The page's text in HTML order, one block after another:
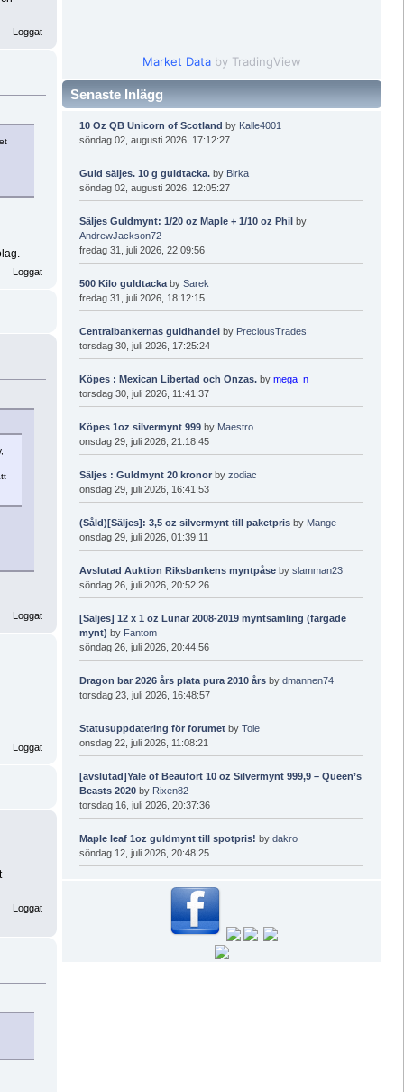
Loggat
Loggat
Loggat
Loggat
Loggat
Market Data by TradingView
Senaste Inlägg
10 Oz QB Unicorn of Scotland by Kalle4001
söndag 02, augusti 2026, 17:12:27
Guld säljes. 10 g guldtacka. by Birka
söndag 02, augusti 2026, 12:05:27
Säljes Guldmynt: 1/20 oz Maple + 1/10 oz Phil by
AndrewJackson72
fredag 31, juli 2026, 22:09:56
500 Kilo guldtacka bySarek
fredag 31, juli 2026, 18:12:15
Centralbankernas guldhandel by PreciousTrades
torsdag 30, juli 2026, 17:25:24
Köpes : Mexican Libertad och Onzas. bymega_n
torsdag 30, juli 2026, 11:41:37
Köpes 1oz silvermynt 999 by Maestro
onsdag 29, juli 2026, 21:18:45
Säljes : Guldmynt 20 kronorbyzodiac
onsdag 29, juli 2026, 16:41:53
(Såld)[Säljes]: 3,5 oz silvermynt till paketpris by Mange
onsdag 29, juli 2026, 01:39:11
Avslutad Auktion Riksbankens myntpåse byslamman23
söndag 26, juli 2026, 20:52:26
[Säljes] 12 x 1 oz Lunar 2008-2019 myntsamling (färgade
mynt) by Fantom
söndag 26, juli 2026, 20:44:56
Dragon bar 2026 års plata pura 2010 års bydmannen74
torsdag 23, juli 2026, 16:48:57
Statusuppdatering för forumet byTole
onsdag 22, juli 2026, 11:08:21
[avslutad]Yale of Beaufort 10 oz Silvermynt 999,9 – Queen’s
Beasts 2020 by Rixen82
torsdag 16, juli 2026, 20:37:36
Maple leaf 1oz guldmynt till spotpris! bydakro
söndag 12, juli 2026, 20:48:25